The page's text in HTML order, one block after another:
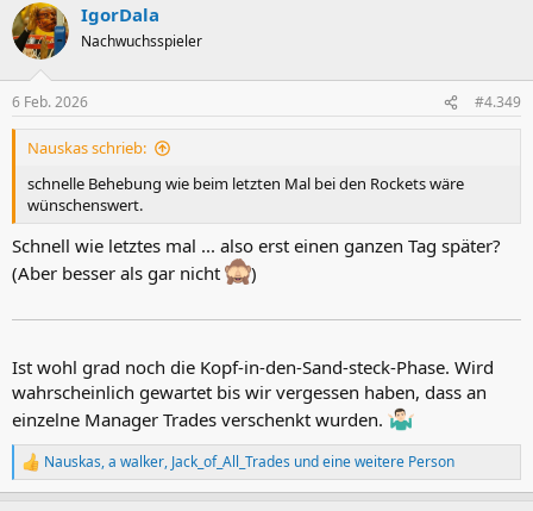
k
t
i
e
n
IgorDala
Nachwuchsspieler
6 Feb. 2026 #4.349
Nauskas schrieb:
schnelle Behebung wie beim letzten Mal bei den Rockets wäre
wünschenswert.
Schnell wie letztes mal ... also erst einen ganzen Tag später?
(Aber besser als gar nicht
)
Ist wohl grad noch die Kopf-in-den-Sand-steck-Phase. Wird
wahrscheinlich gewartet bis wir vergessen haben, dass an
einzelne Manager Trades verschenkt wurden.
R
e
Nauskas,a walker, Jack_of_All_Trades und eine weitere Person